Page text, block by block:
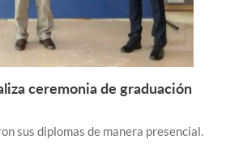
Leer más +
ceremonia de graduación
sus diplomas de manera presencial.